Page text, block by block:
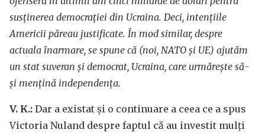
susținerea democrației din Ucraina. Deci, intențiile
Americii păreau justificate. În mod similar, despre
actuala înarmare, se spune că (noi, NATO și UE) ajutăm
un stat suveran și democrat, Ucraina, care urmărește să-
și mențină independența.
V. K.: Dar a existat și o continuare a ceea ce a spus
Victoria Nuland despre faptul că au investit mulți